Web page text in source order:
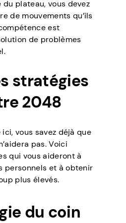
du plateau, vous devez
de mouvements qu’ils
est
de problèmes
stratégies
2048
vous savez déjà que
pas. Voici
qui vous aideront à
personnels et à obtenir
plus élevés.
du coin